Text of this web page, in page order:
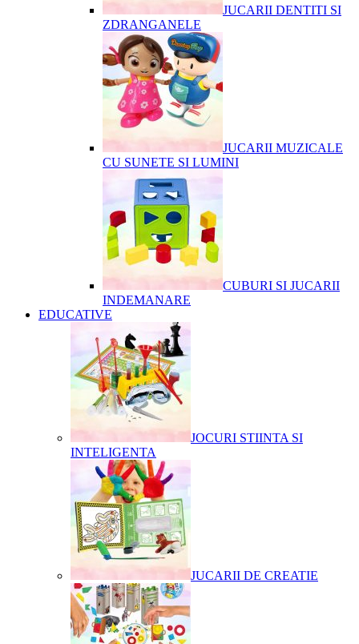
JUCARII DENTITI SI
ZDRANGANELE
JUCARII MUZICALE
CU SUNETE SI LUMINI
CUBURI SI JUCARII
INDEMANARE
EDUCATIVE
JOCURI STIINTA SI
INTELIGENTA
JUCARII DE CREATIE